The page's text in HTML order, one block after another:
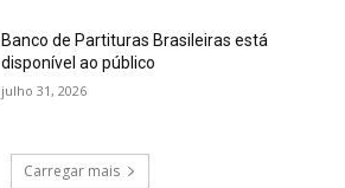
Banco de Partituras Brasileiras está
disponível ao público
julho 31, 2026
Carregar mais